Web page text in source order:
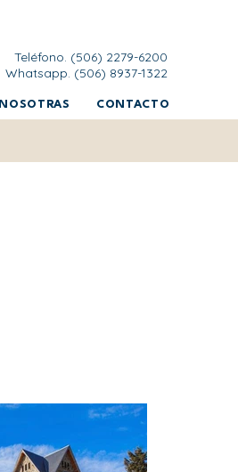
Teléfono. (506) 2279-6200
Whatsapp. (506) 8937-1322
NOSOTRAS CONTACTO